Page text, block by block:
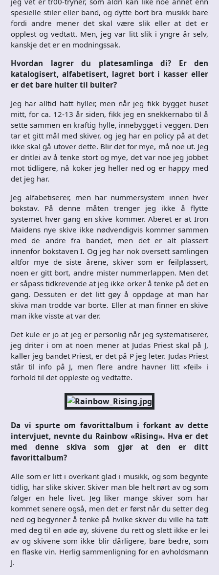
spesielle stiler eller band, og dytte bort bra musikk bare
fordi andre mener det skal være slik eller at det er
opplest og vedtatt. Men, jeg var litt slik i yngre år selv,
kanskje det er en modningssak.
Hvordan lagrer du platesamlinga di? Er den
katalogisert, alfabetisert, lagret bort i kasser eller
er det bare hulter til bulter?
Jeg har alltid hatt hyller, men når jeg fikk bygget huset
mitt, for ca. 12-13 år siden, fikk jeg en snekkernabo til å
sette sammen en kraftig hylle, innebygget i veggen. Den
tar et gitt mål med skiver, og jeg har en policy på at det
ikke skal gå utover dette. Blir det for mye, må noe ut. Jeg
er dritlei av å tenke stort og mye, det var noe jeg jobbet
mot tidligere, nå koker jeg heller ned og er happy med
det jeg har.
Jeg alfabetiserer, men har nummersystem innen hver
bokstav. På denne måten trenger jeg ikke å flytte
systemet hver gang en skive kommer. Aberet er at Iron
Maidens nye skive ikke nødvendigvis kommer sammen
med de andre fra bandet, men det er alt plassert
innenfor bokstaven I. Og jeg har nok oversett samlingen
altfor mye de siste årene, skiver som er feilplassert,
noen er gitt bort, andre mister nummerlappen. Men det
er såpass tidkrevende at jeg ikke orker å tenke på det en
gang. Dessuten er det litt gøy å oppdage at man har
skiva man trodde var borte. Eller at man finner en skive
man ikke visste at var der.
Det kule er jo at jeg er personlig når jeg systematiserer,
jeg driter i om at noen mener at Judas Priest skal på J,
kaller jeg bandet Priest, er det på P jeg leter. Judas Priest
står til info på J, men flere andre havner litt «feil» i
forhold til det oppleste og vedtatte.
Da vi spurte om favorittalbum i forkant av dette
intervjuet, nevnte du Rainbow «Rising». Hva er det
med denne skiva som gjør at den er ditt
favorittalbum?
Alle som er litt i overkant glad i musikk, og som begynte
tidlig, har slike skiver. Skiver man ble helt rørt av og som
følger en hele livet. Jeg liker mange skiver som har
kommet senere også, men det er først når du setter deg
ned og begynner å tenke på hvilke skiver du ville ha tatt
med deg til en øde øy, skivene du rett og slett ikke er lei
av og skivene som ikke blir dårligere, bare bedre, som
en flaske vin. Herlig sammenligning for en avholdsmann
J.